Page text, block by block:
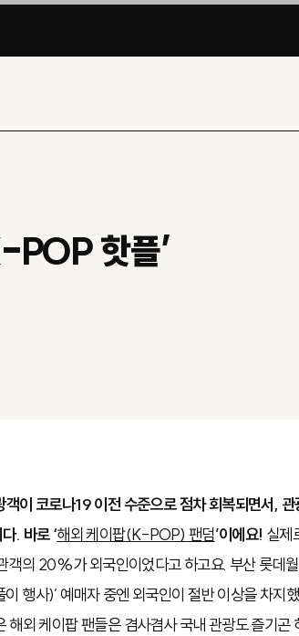
POP 핫플’
객이 코로나19 이전 수준으로 점차 회복되면서,
. 바로 ‘해외 케이팝(K-POP) 팬덤’이에요! 실제
객의 20%가 외국인이었다고 하고요. 부산 롯데
행사)’ 예매자 중엔 외국인이 절반 이상을 차지
해외 케이팝 팬들은 겸사겸사 국내 관광도 즐기곤